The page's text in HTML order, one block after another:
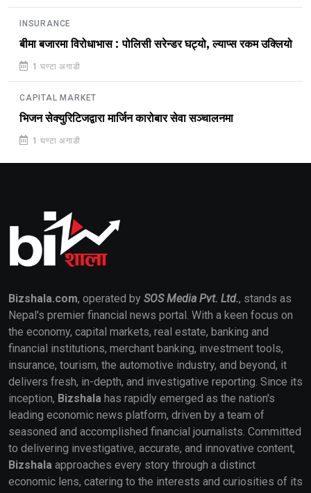
INSURANCE
बीमा बजारमा विरोधाभास : पोलिसी सरेन्डर घट्यो, ल्याप्स रकम उक्लियो
1 घण्टा अगाडी
CAPITAL MARKET
भिजन सेक्युरिटिजद्वारा मार्जिन कारोबार सेवा सञ्चालनमा
1 घण्टा अगाडी
Bizshala.com, operated by SOS Media Pvt. Ltd., stands as
Nepal's premier financial news portal. With a keen focus on
the economy, capital markets, real estate, banking and
financial institutions, merchant banking, investment tools,
insurance, tourism, the automotive industry, and beyond, it
delivers fresh, in-depth, and investigative reporting. Since its
inception, Bizshala has rapidly emerged as the nation's
leading economic news platform, driven by a team of
seasoned and accomplished financial journalists. Committed
to delivering investigative, accurate, and innovative content,
Bizshala approaches every story through a distinct
economic lens, catering to the interests and curiosities of its